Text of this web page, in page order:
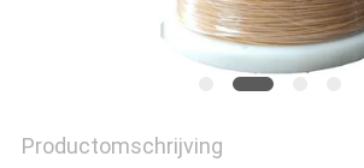
Productomschrijving